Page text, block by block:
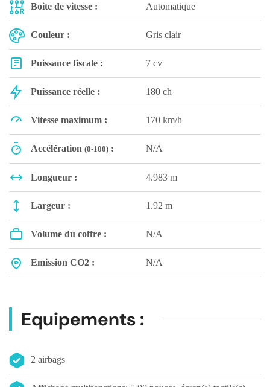
Boite de vitesse : Automatique
Couleur : Gris clair
Puissance fiscale : 7 cv
Puissance réelle : 180 ch
Vitesse maximum : 170 km/h
Accélération (0-100) : N/A
Longueur : 4.983 m
Largeur : 1.92 m
Volume du coffre : N/A
Emission CO2 : N/A
Equipements :
2 airbags